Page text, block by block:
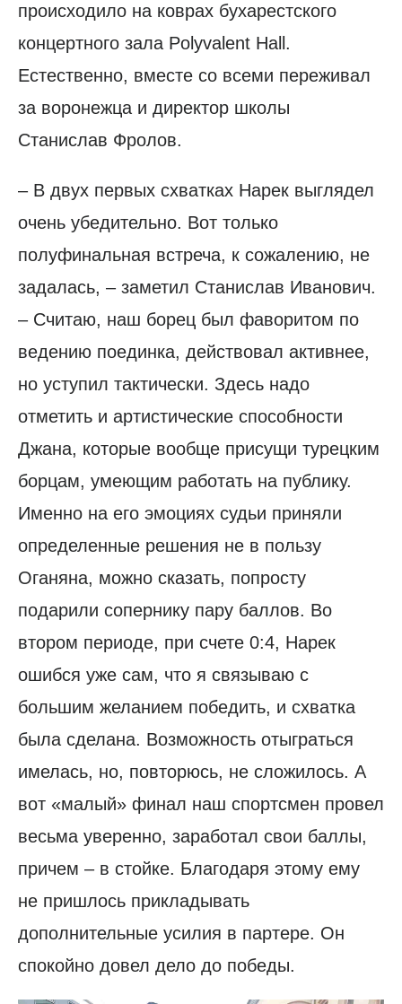
происходило на коврах бухарестского
концертного зала Polyvalent Hall.
Естественно, вместе со всеми переживал
за воронежца и директор школы
Станислав Фролов.
– В двух первых схватках Нарек выглядел
очень убедительно. Вот только
полуфинальная встреча, к сожалению, не
задалась, – заметил Станислав Иванович.
– Считаю, наш борец был фаворитом по
ведению поединка, действовал активнее,
но уступил тактически. Здесь надо
отметить и артистические способности
Джана, которые вообще присущи турецким
борцам, умеющим работать на публику.
Именно на его эмоциях судьи приняли
определенные решения не в пользу
Оганяна, можно сказать, попросту
подарили сопернику пару баллов. Во
втором периоде, при счете 0:4, Нарек
ошибся уже сам, что я связываю с
большим желанием победить, и схватка
была сделана. Возможность отыграться
имелась, но, повторюсь, не сложилось. А
вот «малый» финал наш спортсмен провел
весьма уверенно, заработал свои баллы,
причем – в стойке. Благодаря этому ему
не пришлось прикладывать
дополнительные усилия в партере. Он
спокойно довел дело до победы.